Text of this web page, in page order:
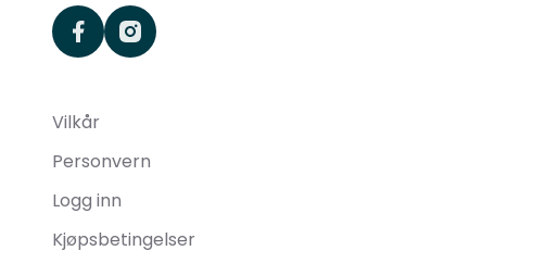
facebookinstagram
Vilkår
Personvern
Logg inn
Kjøpsbetingelser